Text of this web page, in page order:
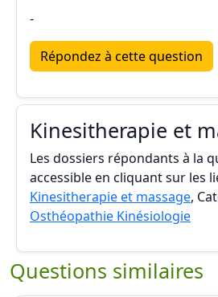
-
Répondez à cette question
Kinesitherapie et
Les dossiers répondants à la
accessible en cliquant sur les
Kinesitherapie et massage,
Osthéopathie Kinésiologie
Questions similaires